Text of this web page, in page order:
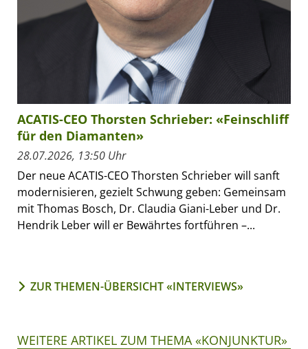
ACATIS-CEO Thorsten Schrieber: «Feinschliff
für den Diamanten»
28.07.2026, 13:50 Uhr
Der neue ACATIS-CEO Thorsten Schrieber will sanft
modernisieren, gezielt Schwung geben: Gemeinsam
mit Thomas Bosch, Dr. Claudia Giani-Leber und Dr.
Hendrik Leber will er Bewährtes fortführen –...
ZUR THEMEN-ÜBERSICHT «INTERVIEWS»
WEITERE ARTIKEL ZUM THEMA «KONJUNKTUR»